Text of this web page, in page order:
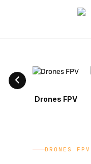
Drones FPV
DRONES FPV